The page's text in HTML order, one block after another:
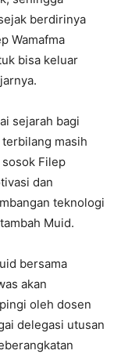
berdirinya
Wamafma
bisa keluar
sejarah bagi
masih
Filep
dan
teknologi
Muid.
bersama
akan
oleh dosen
delegasi utusan